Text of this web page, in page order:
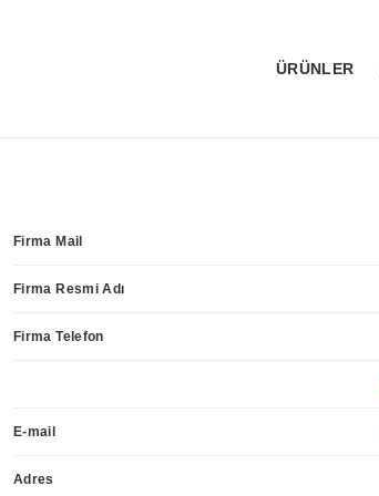
ÜRÜNLER
Firma Mail
Firma Resmi Adı
Firma Telefon
E-mail
Adres